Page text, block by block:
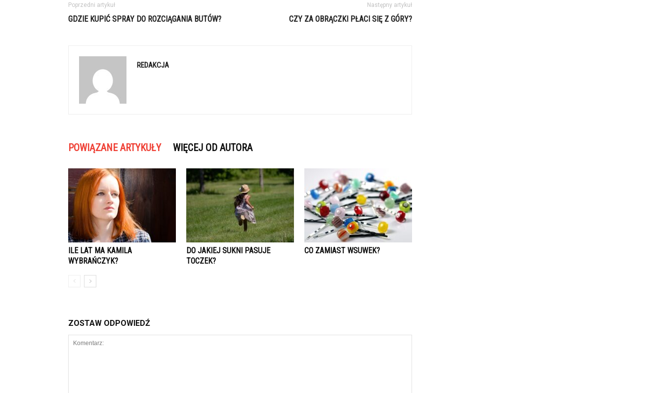
Poprzedni artykuł
GDZIE KUPIĆ SPRAY DO ROZCIĄGANIA BUTÓW?
Następny artykuł
CZY ZA OBRĄCZKI PŁACI SIĘ Z GÓRY?
REDAKCJA
POWIĄZANE ARTYKUŁY WIĘCEJ OD AUTORA
ILE LAT MA KAMILA
WYBRAŃCZYK?
DO JAKIEJ SUKNI PASUJE
TOCZEK?
CO ZAMIAST WSUWEK?
ZOSTAW ODPOWIEDŹ